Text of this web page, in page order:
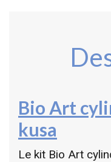
Bio Art
kusa
Le kit Bio Art